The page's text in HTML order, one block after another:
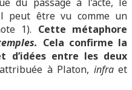
peut être vu comme un
1). Cette métaphore
Cela confirme la
d’idées entre les deux
à Platon, infraet